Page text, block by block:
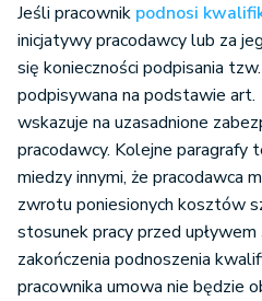
Jeśli pracownik podnosi
inicjatywy pracodawcy lub za
się konieczności podpisania
podpisywana na podstawie
wskazuje na uzasadnione
pracodawcy. Kolejne paragrafy
miedzy innymi, że pracodawca
zwrotu poniesionych kosztów
stosunek pracy przed
zakończenia podnoszenia
pracownika umowa nie będzie